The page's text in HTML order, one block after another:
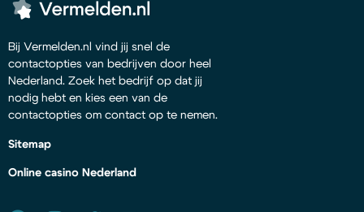
Bij Vermelden.nl vind jij snel de
contactopties van bedrijven door heel
Nederland. Zoek het bedrijf op dat jij
nodig hebt en kies een van de
contactopties om contact op te nemen.
Sitemap
Online casino Nederland